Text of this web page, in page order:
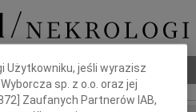
pogrzebowy
Użytkowniku, jeśli wyrazisz
sp. z o.o. oraz jej
] Zaufanych Partnerów IAB,